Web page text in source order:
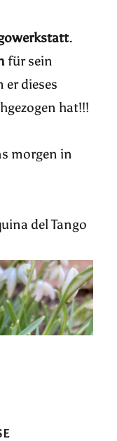
.
für sein
er dieses
hat!!!
morgen in
del Tango